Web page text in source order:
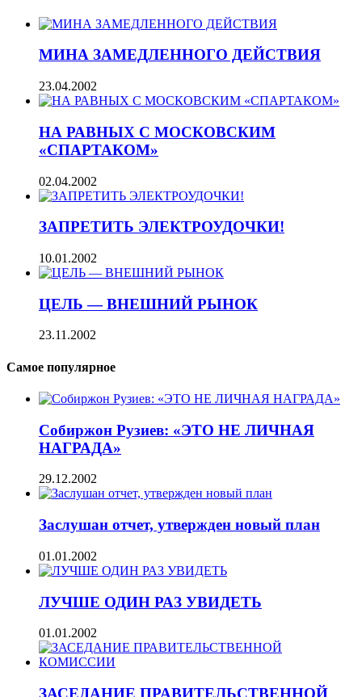
МИНА ЗАМЕДЛЕННОГО ДЕЙСТВИЯ
23.04.2002
НА РАВНЫХ С МОСКОВСКИМ
«СПАРТАКОМ»
02.04.2002
ЗАПРЕТИТЬ ЭЛЕКТРОУДОЧКИ!
10.01.2002
ЦЕЛЬ — ВНЕШНИЙ РЫНОК
23.11.2002
Самое популярное
Собиржон Рузиев: «ЭТО НЕ ЛИЧНАЯ
НАГРАДА»
29.12.2002
Заслушан отчет, утвержден новый план
01.01.2002
ЛУЧШЕ ОДИН РАЗ УВИДЕТЬ
01.01.2002
ЗАСЕДАНИЕ ПРАВИТЕЛЬСТВЕННОЙ